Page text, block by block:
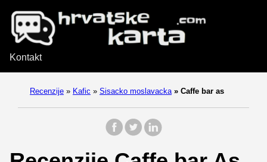
Kontakt
Recenzije » Kafic » Sisacko moslavacka » Caffe bar as